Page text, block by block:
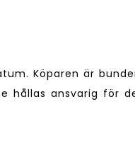
Köparen är
hållas ansvarig för